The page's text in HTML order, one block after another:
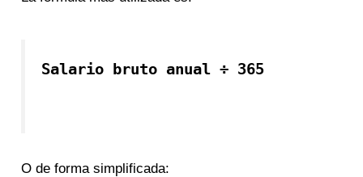
Salario bruto anual ÷ 365
O de forma simplificada: